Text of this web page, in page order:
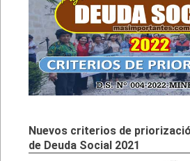
Nuevos criterios de
de Deuda Social 2021